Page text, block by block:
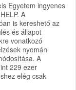
Egyetem ingyenes
A
is kereshető az
és állapot
vonatkozó
nyomán
A
229 ezer
elég csak